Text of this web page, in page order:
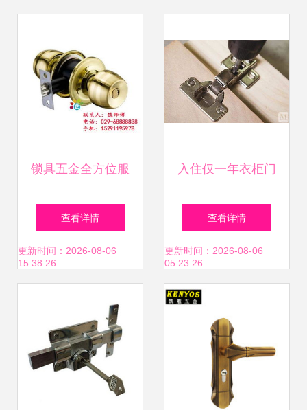
锁具五金全方位服
务指南 维修、安装
与销售优惠解析
查看详情
更新时间：2026-08-06
15:38:26
入住仅一年衣柜门
歪倒一片？问题根
源在于锁具五金配
件选择不当
查看详情
更新时间：2026-08-06
05:23:26